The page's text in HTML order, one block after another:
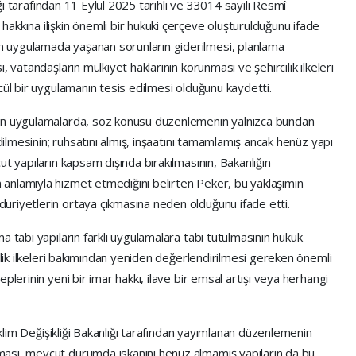
tarafından 11 Eylül 2025 tarihli ve 33014 sayılı Resmî
ilişkin önemli bir hukuki çerçeve oluşturulduğunu ifade
yaşanan sorunların giderilmesi, planlama
mülkiyet haklarının korunması ve şehircilik ilkeleri
bir uygulamanın tesis edilmesi olduğunu kaydetti.
uygulamalarda, söz konusu düzenlemenin yalnızca bundan
ruhsatını almış, inşaatını tamamlamış ancak henüz yapı
kapsam dışında bırakılmasının, Bakanlığın
hizmet etmediğini belirten Peker, bu yaklaşımın
ortaya çıkmasına neden olduğunu ifade etti.
tabi yapıların farklı uygulamalara tabi tutulmasının hukuk
ilkeleri bakımından yeniden değerlendirilmesi gereken önemli
yeni bir imar hakkı, ilave bir emsal artışı veya herhangi
Değişikliği Bakanlığı tarafından yayımlanan düzenlemenin
mevcut durumda iskanını henüz almamış yapıların da bu